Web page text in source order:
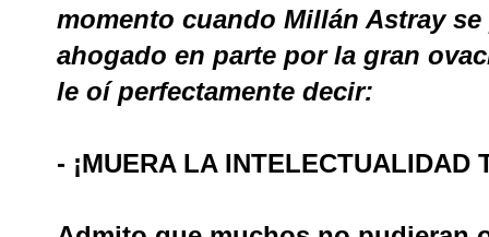
momento cuando Millán Astray
ahogado en parte por la gran
le oí perfectamente decir:
- ¡MUERA LA INTELECTUALIDAD